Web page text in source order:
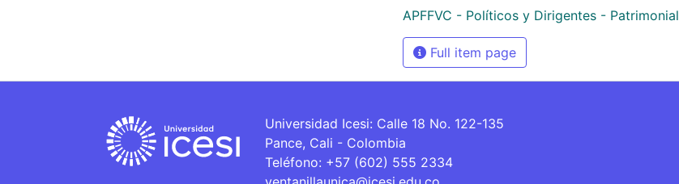
APFFVC - Políticos y Dirigentes - Patrimonial
Full item page
Universidad Icesi: Calle 18 No. 122-135
Pance, Cali - Colombia
Teléfono: +57 (602) 555 2334